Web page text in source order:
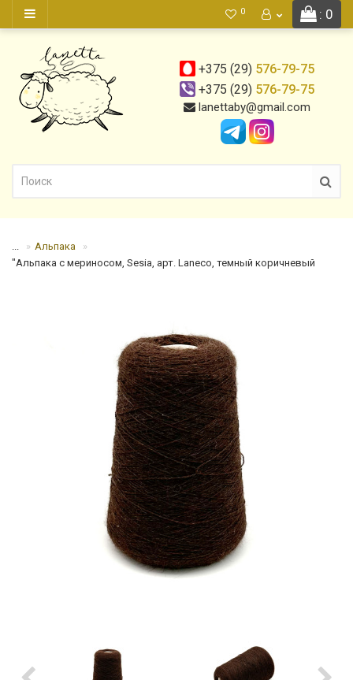
: 0
0
+375 (29) 576-79-75
+375 (29) 576-79-75
lanettaby@gmail.com
...
Альпака
"Альпака с мериносом, Sesia, арт. Laneco, темный коричневый